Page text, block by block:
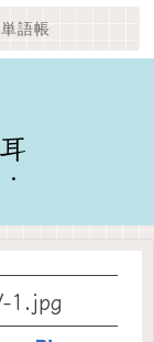
単語帳
1.jpg